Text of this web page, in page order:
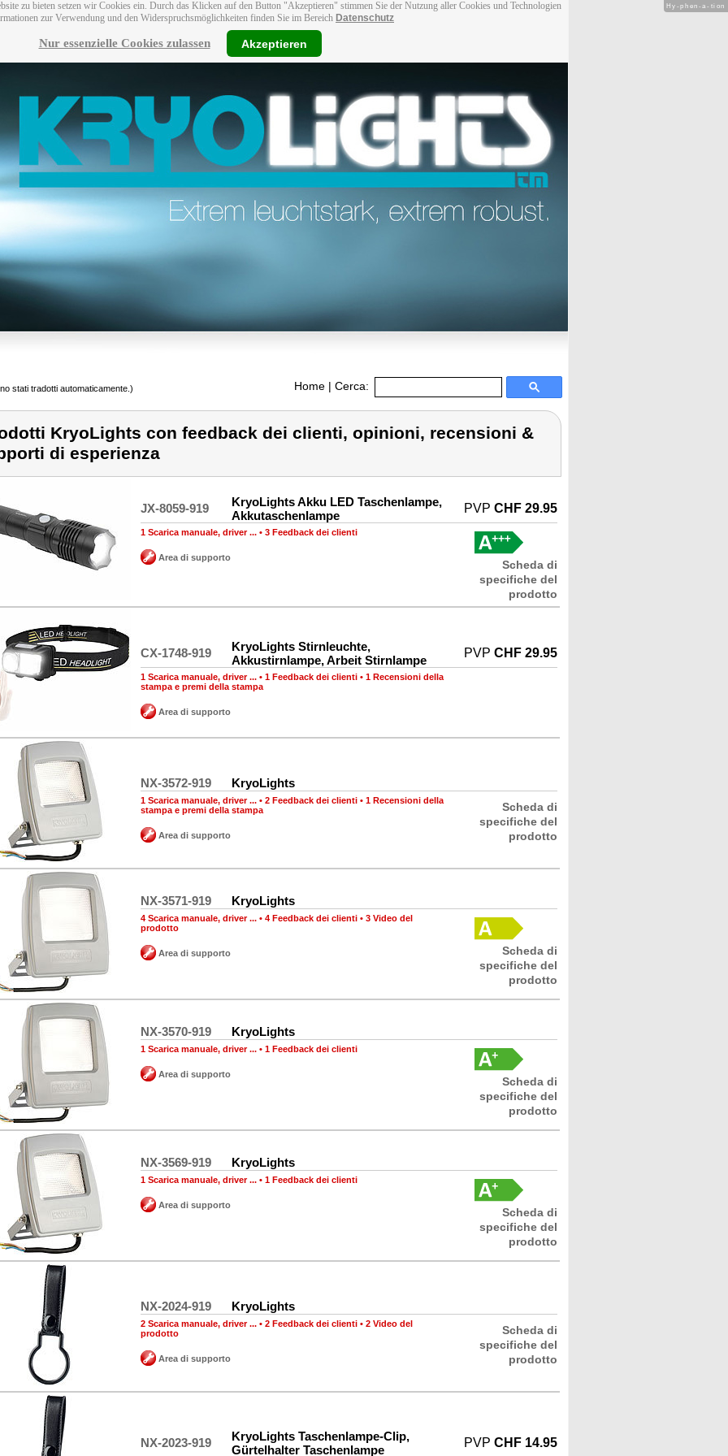
zu bieten setzen wir Cookies ein. Durch das Klicken auf den Button "Akzeptieren" stimmen Sie der Nutzung aller Cookies und Technologien
zur Verwendung und den Widerspruchsmöglichkeiten finden Sie im Bereich Datenschutz
Nur essenzielle Cookies zulassen Akzeptieren
stati tradotti automaticamente.) Home | Cerca:
KryoLights con feedback dei clienti, opinioni, recensioni &
di esperienza
JX-8059-919
KryoLights Akku LED Taschenlampe,
Akkutaschenlampe
PVP CHF 29.95
1 Scarica manuale, driver ... • 3 Feedback dei clienti
Area di supporto
Scheda di
specifiche del
prodotto
CX-1748-919
KryoLights Stirnleuchte,
Akkustirnlampe, Arbeit Stirnlampe
PVP CHF 29.95
1 Scarica manuale, driver ... • 1 Feedback dei clienti • 1 Recensioni della
stampa e premi della stampa
Area di supporto
NX-3572-919 KryoLights
1 Scarica manuale, driver ... • 2 Feedback dei clienti • 1 Recensioni della
stampa e premi della stampa
Area di supporto
Scheda di
specifiche del
prodotto
NX-3571-919 KryoLights
4 Scarica manuale, driver ... • 4 Feedback dei clienti • 3 Video del
prodotto
Area di supporto
Scheda di
specifiche del
prodotto
NX-3570-919 KryoLights
1 Scarica manuale, driver ... • 1 Feedback dei clienti
Area di supporto
Scheda di
specifiche del
prodotto
NX-3569-919 KryoLights
1 Scarica manuale, driver ... • 1 Feedback dei clienti
Area di supporto
Scheda di
specifiche del
prodotto
NX-2024-919 KryoLights
2 Scarica manuale, driver ... • 2 Feedback dei clienti • 2 Video del
prodotto
Area di supporto
Scheda di
specifiche del
prodotto
NX-2023-919
KryoLights Taschenlampe-Clip,
Gürtelhalter Taschenlampe
PVP CHF 14.95
Hy-phen-a-tion